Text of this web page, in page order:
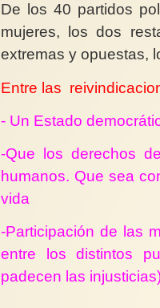
De los 40 partidos
mujeres, los dos
extremas y opuestas,
Entre las
- Un Estado
-Que los derechos
humanos. Que sea
vida
-Participación de las
entre los distintos
padecen las